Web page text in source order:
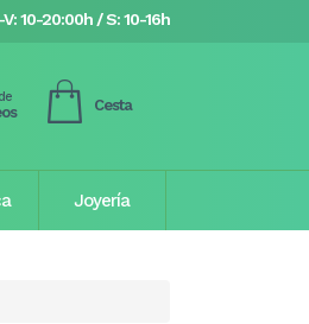
V: 10-20:00h / S: 10-16h
Cesta
Joyería